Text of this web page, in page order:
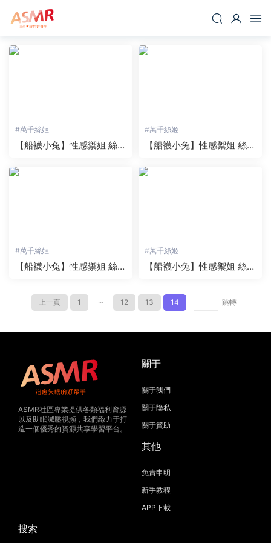
#萬千絲姬
【船襪小兔】性感禦姐 絲足
#萬千絲姬
【船襪小兔】性感禦姐 絲足
#萬千絲姬
【船襪小兔】性感禦姐 絲足
#萬千絲姬
【船襪小兔】性感禦姐 絲足
上一頁 1 ··· 12 13 14 跳轉
ASMR社區專業提供各類福利資源
以及助眠減壓視頻，我們緻力于打
造一個優秀的資源共享學習平台。
關于
關于我們
關于隐私
關于贊助
其他
免責申明
新手教程
APP下載
搜索